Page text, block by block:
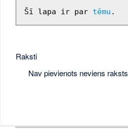
Šī lapa ir par tēmu
Raksti
Nav pievienots neviens raksts